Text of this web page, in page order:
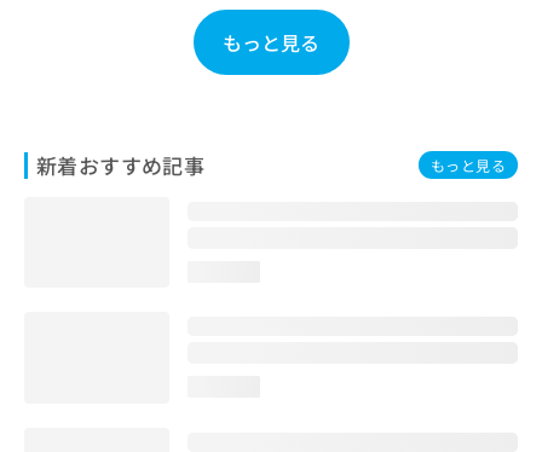
もっと見る
新着おすすめ記事 もっと見る
は